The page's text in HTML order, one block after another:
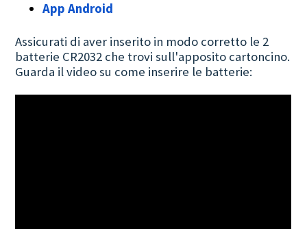
App Android
Assicurati di aver inserito in modo corretto le 2
batterie CR2032 che trovi sull'apposito cartoncino.
Guarda il video su come inserire le batterie: